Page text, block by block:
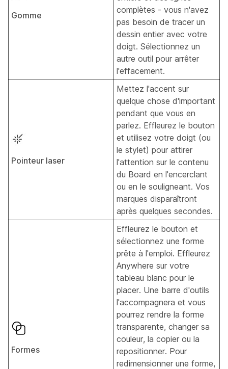
Gomme
complètes - vous n'avez
pas besoin de tracer un
dessin entier avec votre
doigt. Sélectionnez un
autre outil pour arrêter
l'effacement.
Pointeur laser
Mettez l'accent sur
quelque chose d'important
pendant que vous en
parlez. Effleurez le bouton
et utilisez votre doigt (ou
le stylet) pour attirer
l'attention sur le contenu
du Board en l'encerclant
ou en le souligneant. Vos
marques disparaîtront
après quelques secondes.
Formes
Effleurez le bouton et
sélectionnez une forme
prête à l'emploi. Effleurez
Anywhere sur votre
tableau blanc pour le
placer. Une barre d'outils
l'accompagnera et vous
pourrez rendre la forme
transparente, changer sa
couleur, la copier ou la
repositionner. Pour
redimensionner une forme,